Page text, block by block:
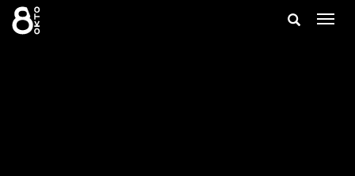
Zum
Inhalt
springen
Suche